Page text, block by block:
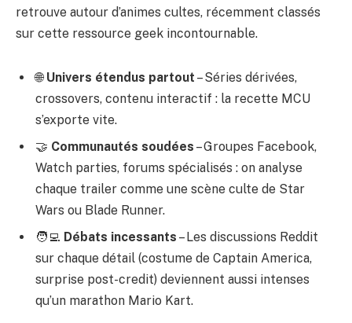
retrouve autour d’animes cultes, récemment classés
sur cette ressource geek incontournable.
🌐 Univers étendus partout – Séries dérivées,
crossovers, contenu interactif : la recette MCU
s’exporte vite.
🤝 Communautés soudées – Groupes Facebook,
Watch parties, forums spécialisés : on analyse
chaque trailer comme une scène culte de Star
Wars ou Blade Runner.
🧑‍💻 Débats incessants – Les discussions Reddit
sur chaque détail (costume de Captain America,
surprise post-credit) deviennent aussi intenses
qu’un marathon Mario Kart.